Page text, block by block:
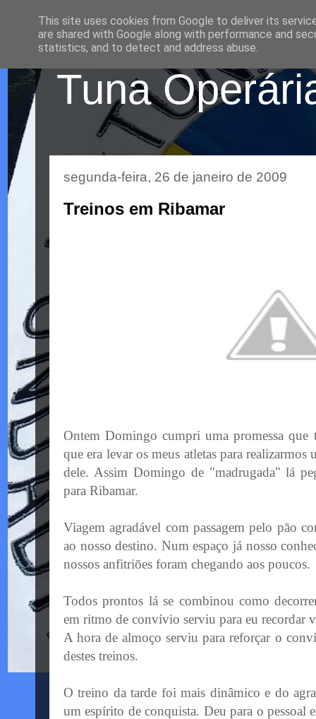
Tuna
segunda-feira, 26 de janeiro de 2009
Treinos em Ribamar
Ontem Domingo cumpri uma promessa
que era levar os meus atletas para
dele. Assim Domingo de "madrugada" lá
para Ribamar.
Viagem agradável com passagem pelo pão
ao nosso destino. Num espaço já nosso
nossos anfitriões foram chegando aos poucos.
Todos prontos lá se combinou como
em ritmo de convívio serviu para eu recordar
A hora de almoço serviu para reforçar o
destes treinos.
O treino da tarde foi mais dinâmico e do
umespírito de conquista. Deu para o pessoal
This site uses cookies from Google to deliver its
are shared with Google along with performance and
statistics, and to detect and address abuse.